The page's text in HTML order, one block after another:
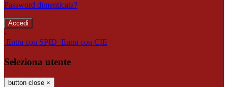
Password dimenticata?
-
Entra con SPID Entra con CIE
Seleziona utente
button close ×